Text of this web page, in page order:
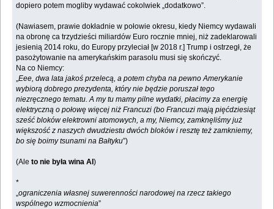
dopiero potem mogliby wydawać cokolwiek „dodatkowo”.
(Nawiasem, prawie dokładnie w połowie okresu, kiedy Niemcy wydawali
na obronę ca trzydzieści miliardów Euro rocznie mniej, niż zadeklarowali
jesienią 2014 roku, do Europy przyleciał [w 2018 r.] Trump i ostrzegł, że
pasożytowanie na amerykańskim parasolu musi się skończyć.
Na co Niemcy:
„Eee, dwa lata jakoś przelecą, a potem chyba na pewno Amerykanie
wybiorą dobrego prezydenta, który nie będzie poruszał tego
niezręcznego tematu. A my tu mamy pilne wydatki, płacimy za energię
elektryczną o połowę więcej niż Francuzi (bo Francuzi mają pięćdziesiąt
sześć bloków elektrowni atomowych, a my, Niemcy, zamknęliśmy już
większość z naszych dwudziestu dwóch bloków i resztę też zamkniemy,
bo się boimy tsunami na Bałtyku”)
(Ale to nie była wina AI)
*
„ograniczenia własnej suwerenności narodowej na rzecz takiego
wspólnego wzmocnienia”